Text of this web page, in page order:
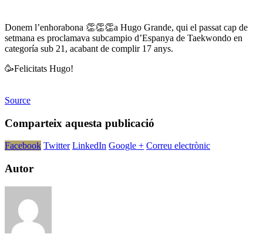
Donem l’enhorabona 👏👏👏a Hugo Grande, qui el passat cap de
setmana es proclamava subcampio d’Espanya de Taekwondo en
categoría sub 21, acabant de complir 17 anys.
🥳Felicitats Hugo!
Source
Comparteix aquesta publicació
Facebook Twitter LinkedIn Google + Correu electrònic
Autor